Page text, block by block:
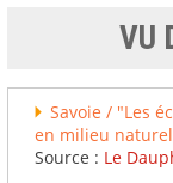
VU
Savoie / "Les
en milieu
Source : Le